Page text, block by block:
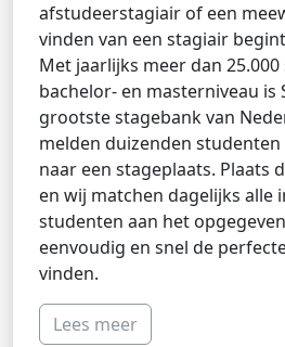
afstudeerstagiair of een
vinden van een stagiair
Met jaarlijks meer dan
bachelor- en masterniveau is
grootste stagebank van
melden duizenden studenten
naar een stageplaats. Plaats
en wij matchen dagelijks alle
studenten aan het
eenvoudig en snel de
vinden.
Lees meer